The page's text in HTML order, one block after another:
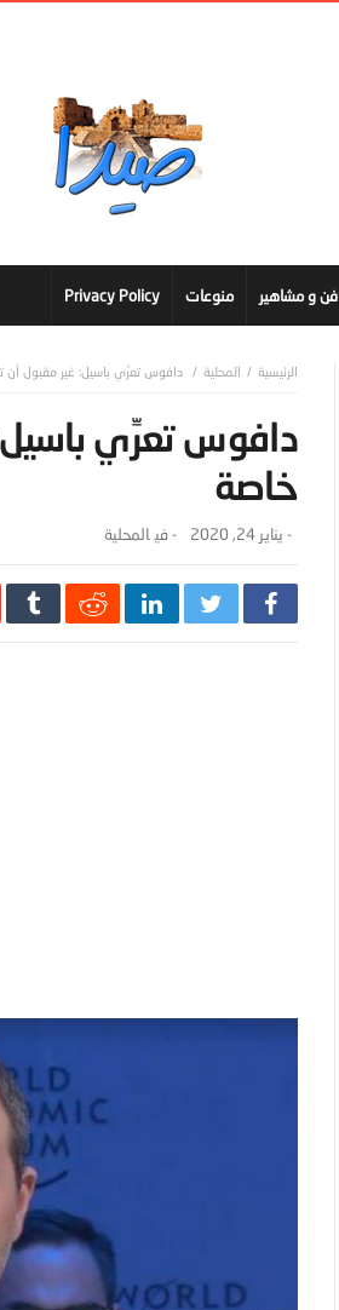
فن و مشاهير منوعات Privacy Policy
المحلية دافوس تعرِّي باسيل: غير مقبول أن
دافوس تعرِّي
خاصة
- يناير 24, 2020 - ‎في المحلية